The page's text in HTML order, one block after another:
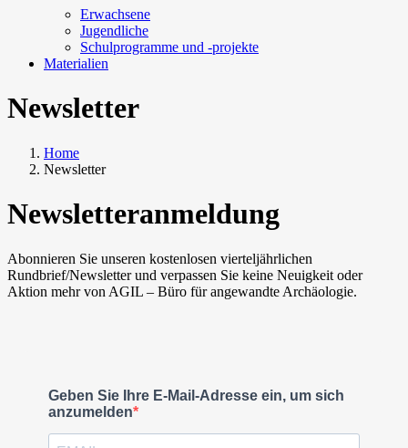
Erwachsene
Jugendliche
Schulprogramme und -projekte
Materialien
Newsletter
Home
Newsletter
Newsletteranmeldung
Abonnieren Sie unseren kostenlosen vierteljährlichen
Rundbrief/Newsletter und verpassen Sie keine Neuigkeit oder
Aktion mehr von AGIL – Büro für angewandte Archäologie.